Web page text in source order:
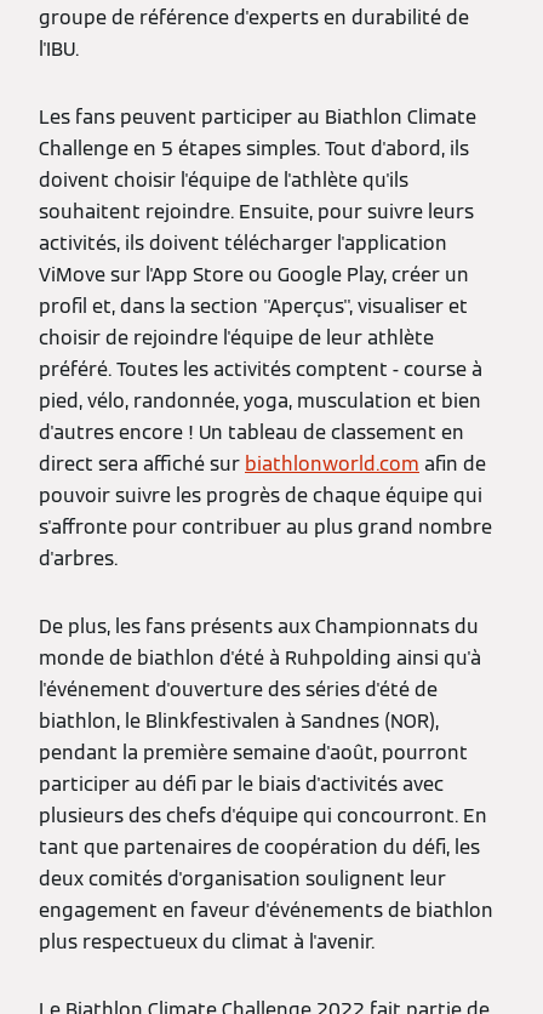
groupe de référence d'experts en durabilité de
l'IBU.
Les fans peuvent participer au Biathlon Climate
Challenge en 5 étapes simples. Tout d'abord, ils
doivent choisir l'équipe de l'athlète qu'ils
souhaitent rejoindre. Ensuite, pour suivre leurs
activités, ils doivent télécharger l'application
ViMove sur l'App Store ou Google Play, créer un
profil et, dans la section ''Aperçus'', visualiser et
choisir de rejoindre l'équipe de leur athlète
préféré. Toutes les activités comptent - course à
pied, vélo, randonnée, yoga, musculation et bien
d'autres encore ! Un tableau de classement en
direct sera affiché sur biathlonworld.com afin de
pouvoir suivre les progrès de chaque équipe qui
s'affronte pour contribuer au plus grand nombre
d'arbres.
De plus, les fans présents aux Championnats du
monde de biathlon d'été à Ruhpolding ainsi qu'à
l'événement d'ouverture des séries d'été de
biathlon, le Blinkfestivalen à Sandnes (NOR),
pendant la première semaine d'août, pourront
participer au défi par le biais d'activités avec
plusieurs des chefs d'équipe qui concourront. En
tant que partenaires de coopération du défi, les
deux comités d'organisation soulignent leur
engagement en faveur d'événements de biathlon
plus respectueux du climat à l'avenir.